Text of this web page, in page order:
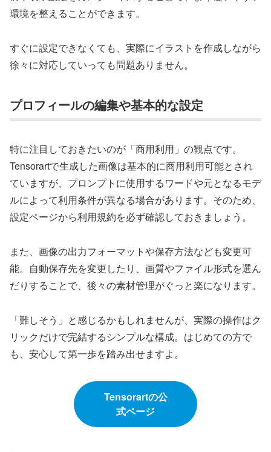
環境を整えることができます。
すぐに設定できなくても、実際にイラストを作成しながら
徐々に対応していっても問題ありません。
プロフィールの編集や基本的な設定
特に注目しておきたいのが「商用利用」の観点です。
Tensorartで生成した画像は基本的に商用利用可能とされ
ていますが、プロンプトに使用するワードや元となるモデ
ルによって利用条件が異なる場合があります。そのため、
設定ページから利用規約を必ず確認しておきましょう。
また、画像の出力フォーマットや保存方法なども変更可
能。自動保存先を変更したり、画質やファイル形式を選ん
だりすることで、後々の素材管理がぐっと楽になります。
「難しそう」と感じるかもしれませんが、実際の操作はク
リックだけで完結するシンプルな構成。はじめての方で
も、安心して第一歩を踏み出せますよ。
Tensorartの公
式ページ